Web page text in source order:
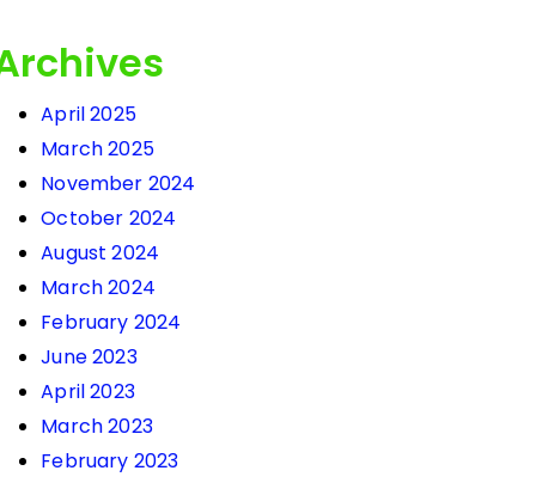
April 2025
March 2025
November 2024
October 2024
August 2024
March 2024
February 2024
June 2023
April 2023
March 2023
February 2023